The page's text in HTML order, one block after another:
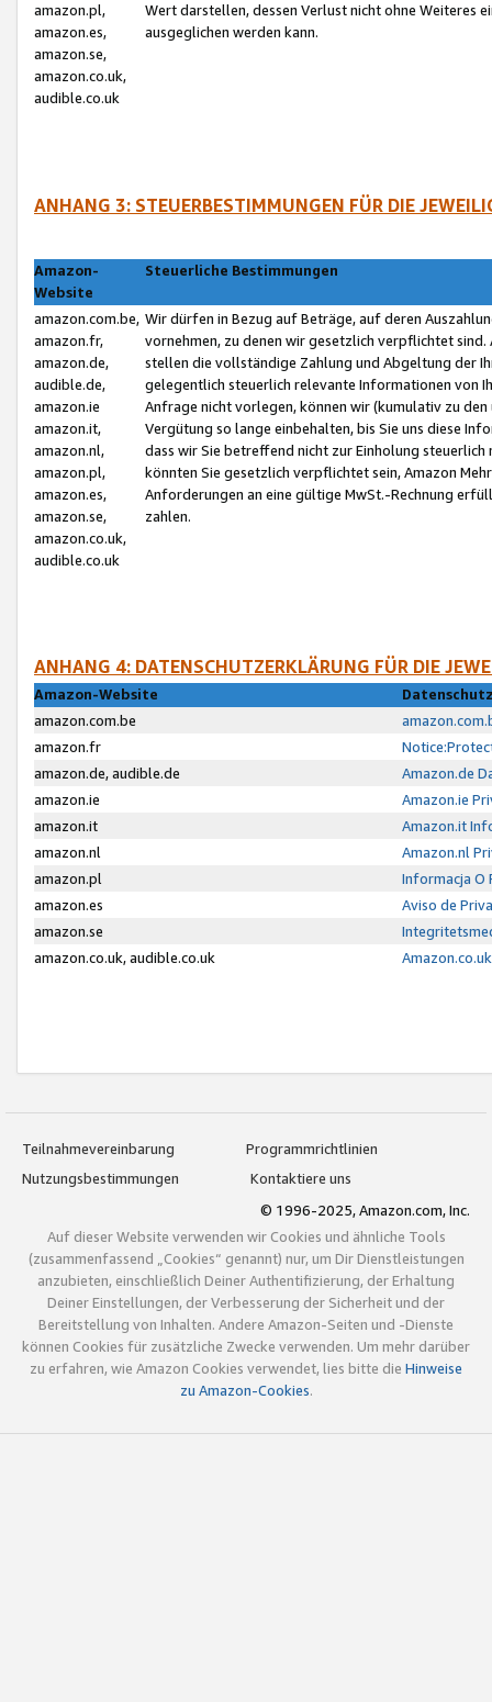
amazon.pl,
amazon.es,
amazon.se,
amazon.co.uk,
audible.co.uk
Wert darstellen, dessen Verlust nicht ohne Weiteres
ausgeglichen werden kann.
ANHANG 3: STEUERBESTIMMUNGEN FÜR DIE
Amazon-
Website
Steuerliche Bestimmungen
amazon.com.be,
amazon.fr,
amazon.de,
audible.de,
amazon.ie
amazon.it,
amazon.nl,
amazon.pl,
amazon.es,
amazon.se,
amazon.co.uk,
audible.co.uk
Wir dürfen in Bezug auf Beträge, auf deren
vornehmen, zu denen wir gesetzlich verpflichtet
stellen die vollständige Zahlung und Abgeltung der
gelegentlich steuerlich relevante Informationen von
Anfrage nicht vorlegen, können wir (kumulativ zu
Vergütung so lange einbehalten, bis Sie uns diese
dass wir Sie betreffend nicht zur Einholung
könnten Sie gesetzlich verpflichtet sein, Amazon
Anforderungen an eine gültige MwSt.-Rechnung
zahlen.
ANHANG 4: DATENSCHUTZERKLÄRUNG FÜR DIE
Amazon-Website
amazon.com.be
amazon.fr
amazon.de, audible.de
Amazon.de
amazon.ie
Amazon.ie
amazon.it
Amazon.it
amazon.nl
Amazon.nl
amazon.pl
Informacja O
amazon.es
Aviso de
amazon.se
amazon.co.uk, audible.co.uk
Teilnahmevereinbarung
Programmrichtlinien
Nutzungsbestimmungen
Kontaktiere uns
© 1996-2025, Amazon.com, Inc.
Auf dieser Website verwenden wir Cookies und ähnliche Tools
(zusammenfassend „Cookies“ genannt) nur, um Dir Dienstleistungen
anzubieten, einschließlich Deiner Authentifizierung, der Erhaltung
Deiner Einstellungen, der Verbesserung der Sicherheit und der
Bereitstellung von Inhalten. Andere Amazon-Seiten und -Dienste
können Cookies für zusätzliche Zwecke verwenden. Um mehr darüber
zu erfahren, wie Amazon Cookies verwendet, lies bitte die Hinweise
zu Amazon-Cookies.